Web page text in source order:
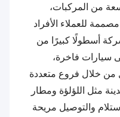
من المركبات،
للعملاء الأفراد
أسطولًا كبيرًا من
سيارات فاخرة،
من خلال فروع متعددة
مثل اللؤلؤة ومطار
والتوصيل مريحة